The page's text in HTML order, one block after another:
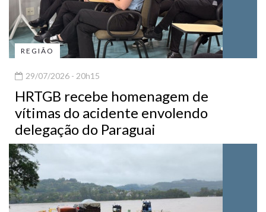
REGIÃO
29/07/2026 - 20h15
HRTGB recebe homenagem de
vítimas do acidente envolendo
delegação do Paraguai